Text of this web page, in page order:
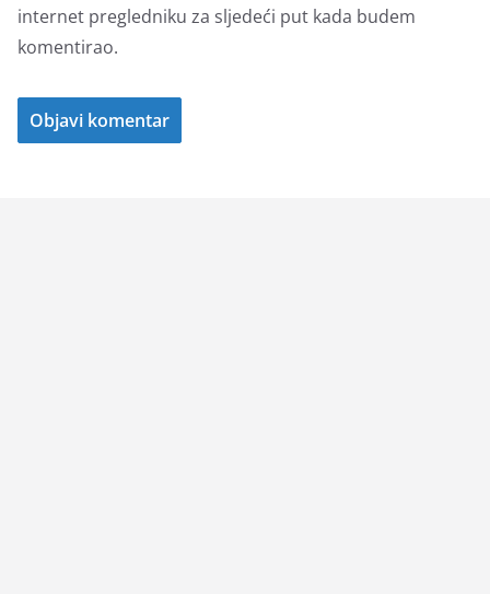
internet pregledniku za sljedeći put kada budem
komentirao.